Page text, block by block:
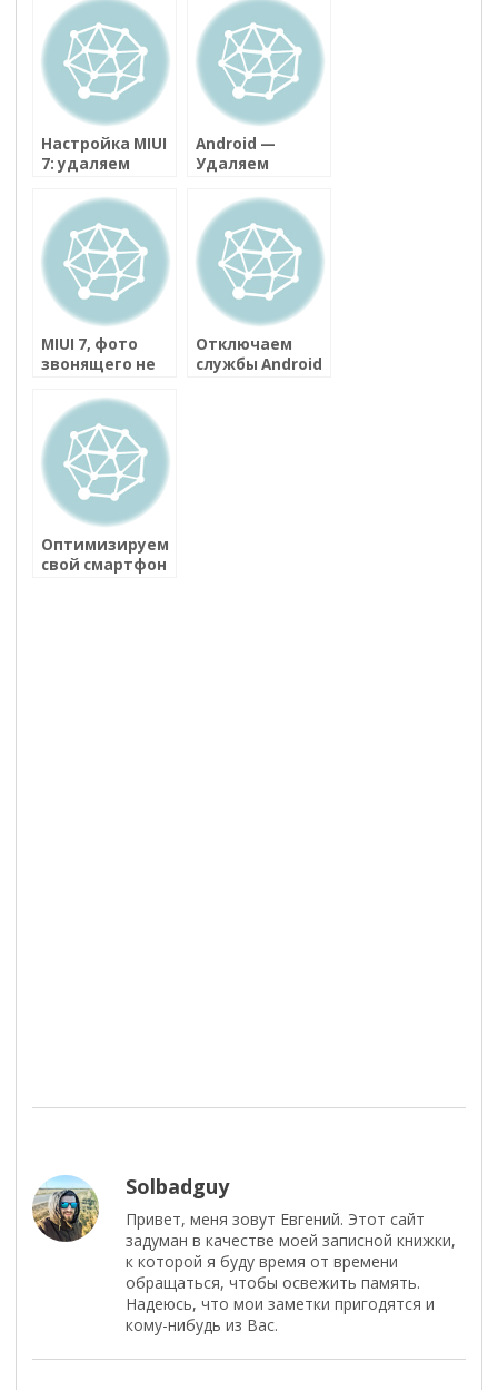
Настройка MIUI
7: удаляем
приложения
Android —
Удаляем
приложений
MIUI 7, фото
звонящего не
Отключаем
службы Android
Оптимизируем
свой смартфон
Solbadguy
Привет, меня зовут Евгений. Этот сайт
задуман в качестве моей записной книжки,
к которой я буду время от времени
обращаться, чтобы освежить память.
Надеюсь, что мои заметки пригодятся и
кому-нибудь из Вас.